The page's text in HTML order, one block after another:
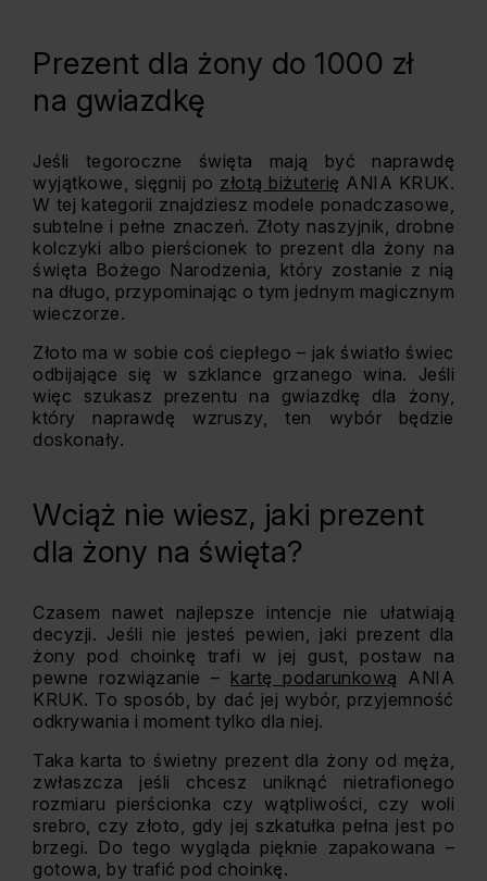
Prezent dla żony do 1000 zł
na gwiazdkę
Jeśli tegoroczne święta mają być naprawdę
wyjątkowe, sięgnij po złotą biżuterię ANIA KRUK.
W tej kategorii znajdziesz modele ponadczasowe,
subtelne i pełne znaczeń. Złoty naszyjnik, drobne
kolczyki albo pierścionek to prezent dla żony na
święta Bożego Narodzenia, który zostanie z nią
na długo, przypominając o tym jednym magicznym
wieczorze.
Złoto ma w sobie coś ciepłego – jak światło świec
odbijające się w szklance grzanego wina. Jeśli
więc szukasz prezentu na gwiazdkę dla żony,
który naprawdę wzruszy, ten wybór będzie
doskonały.
Wciąż nie wiesz, jaki prezent
dla żony na święta?
Czasem nawet najlepsze intencje nie ułatwiają
decyzji. Jeśli nie jesteś pewien, jaki prezent dla
żony pod choinkę trafi w jej gust, postaw na
pewne rozwiązanie – kartę podarunkową ANIA
KRUK. To sposób, by dać jej wybór, przyjemność
odkrywania i moment tylko dla niej.
Taka karta to świetny prezent dla żony od męża,
zwłaszcza jeśli chcesz uniknąć nietrafionego
rozmiaru pierścionka czy wątpliwości, czy woli
srebro, czy złoto, gdy jej szkatułka pełna jest po
brzegi. Do tego wygląda pięknie zapakowana –
gotowa, by trafić pod choinkę.